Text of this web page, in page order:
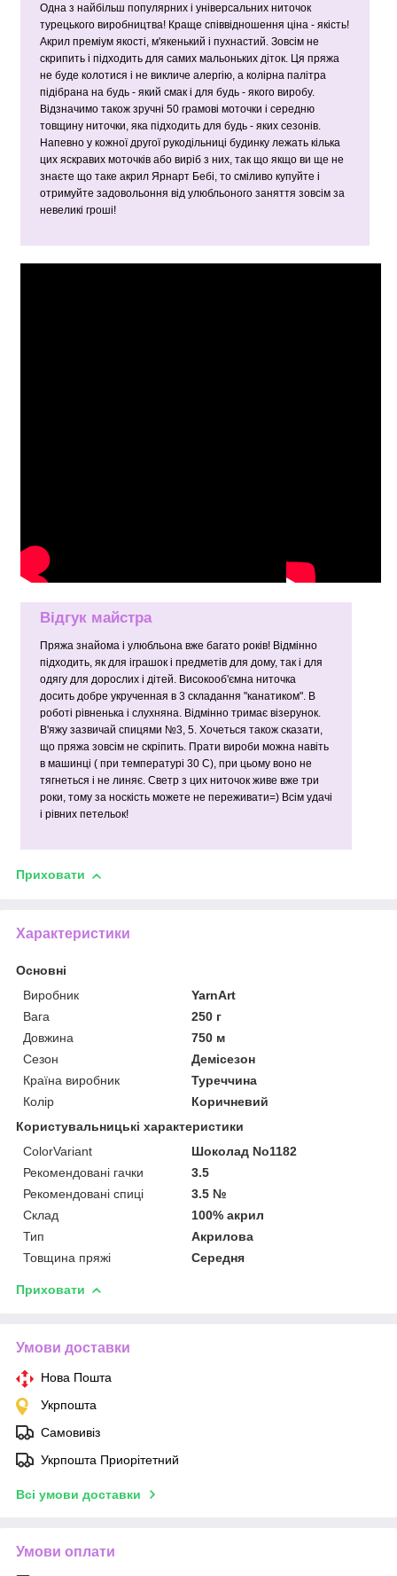
Одна з найбільш популярних і універсальних ниточок
турецького виробництва! Краще співвідношення ціна - якість!
Акрил преміум якості, м'якенький і пухнастий. Зовсім не
скрипить і підходить для самих мальоньких діток. Ця пряжа
не буде колотися і не викличе алергію, а колірна палітра
підібрана на будь - який смак і для будь - якого виробу.
Відзначимо також зручні 50 грамові моточки і середню
товщину ниточки, яка підходить для будь - яких сезонів.
Напевно у кожної другої рукодільниці будинку лежать кілька
цих яскравих моточків або виріб з них, так що якщо ви ще не
знаєте що таке акрил Ярнарт Бебі, то сміливо купуйте і
отримуйте задовольоння від улюбльоного заняття зовсім за
невеликі гроші!
Відгук майстра
Пряжа знайома і улюбльона вже багато років! Відмінно
підходить, як для іграшок і предметів для дому, так і для
одягу для дорослих і дітей. Високооб'ємна ниточка
досить добре укрученная в 3 складання "канатиком". В
роботі рівненька і слухняна. Відмінно тримає візерунок.
В'яжу зазвичай спицями №3, 5. Хочеться також сказати,
що пряжа зовсім не скріпить. Прати вироби можна навіть
в машинці ( при температурі 30 С), при цьому воно не
тягнеться і не линяє. Светр з цих ниточок живе вже три
роки, тому за носкість можете не переживати=) Всім удачі
і рівних петельок!
Приховати
Характеристики
Основні
Виробник
YarnArt
Вага
250 г
Довжина
750 м
Сезон
Демісезон
Країна виробник
Туреччина
Колір
Коричневий
Користувальницькі характеристики
ColorVariant
Шоколад No1182
Рекомендовані гачки
3.5
Рекомендовані спиці
3.5 №
Склад
100% акрил
Тип
Акрилова
Товщина пряжі
Середня
Приховати
Умови доставки
Нова Пошта
Укрпошта
Самовивіз
Укрпошта Приорітетний
Всі умови доставки
Умови оплати